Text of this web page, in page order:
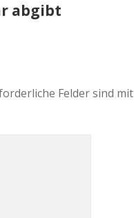
abgibt
Felder sind mit